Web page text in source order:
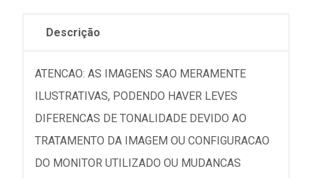
Descrição
ATENCAO: AS IMAGENS SAO MERAMENTE
ILUSTRATIVAS, PODENDO HAVER LEVES
DIFERENCAS DE TONALIDADE DEVIDO AO
TRATAMENTO DA IMAGEM OU CONFIGURACAO
DO MONITOR UTILIZADO OU MUDANCAS